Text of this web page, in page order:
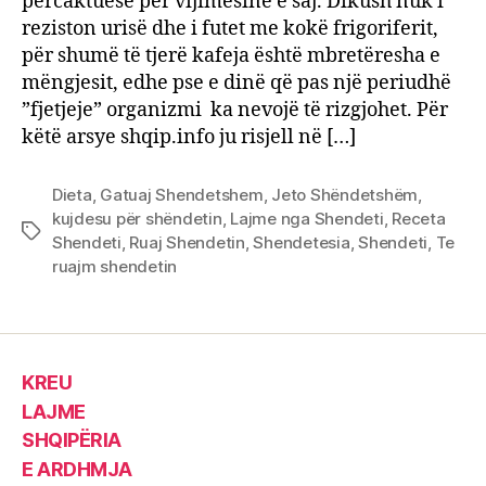
reziston urisë dhe i futet me kokë frigoriferit,
për shumë të tjerë kafeja është mbretëresha e
mëngjesit, edhe pse e dinë që pas një periudhë
”fjetjeje” organizmi ka nevojë të rizgjohet. Për
këtë arsye shqip.info ju risjell në […]
Tags
Dieta Gatuaj Shendetshem Jeto Shëndetshëm
kujdesu për shëndetin Lajme nga Shendeti Receta
Shendeti Ruaj Shendetin ,Shendetesia ,Shendeti Te
ruajm shendetin
KREU
LAJME
SHQIPËRIA
E ARDHMJA